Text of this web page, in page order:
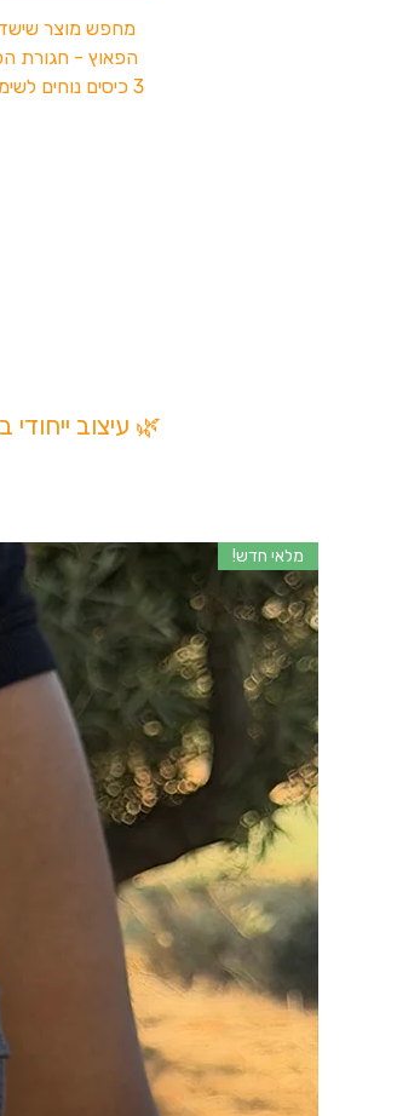
מחפש מוצר
הפאוץ - חגורת
3 כיסים נוחים
ולטיולים.
🌿 עיצוב
מלאי חדש!